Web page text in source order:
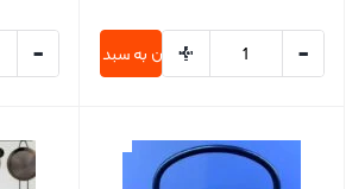
-
+
افزودن به سبد خرید -